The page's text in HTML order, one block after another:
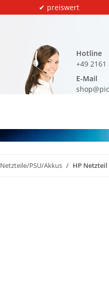
✔ preiswert
Hotline
+49 2161
E-Mail
Netzteile/PSU/Akkus HP Netzteil